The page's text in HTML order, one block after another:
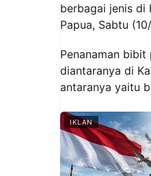
berbagai jenis di
Papua, Sabtu
Penanaman
diantaranya di
antaranya yaitu
IKLAN